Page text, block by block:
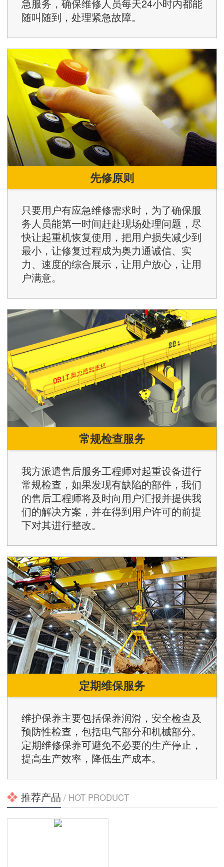
急服务，确保维修人员每天24小时内都能
随叫随到，处理紧急故障。
先修原则
只要用户有应急维修需求时，为了确保服
务人员能第一时间赶赴现场处理问题，尽
快让起重机恢复使用，把用户损失减少到
最小，让修复过程成为奥力通诚信、实
力、速度的综合展示，让用户放心，让用
户满意。
常规检查服务
我方派遣售后服务工程师对起重设备进行
常规检查，如果发现有缺陷的部件，我们
的售后工程师将及时向用户汇报并提供我
们的解决方案，并在得到用户许可的前提
下对其进行整改。
定期维保服务
维护保养主要包括保养润滑，安全检查及
预防性检查，包括电气部分和机械部分。
定期维修保养可避免不必要的生产停止，
提高生产效率，降低生产成本。
推荐产品 / HOT PRODUCT